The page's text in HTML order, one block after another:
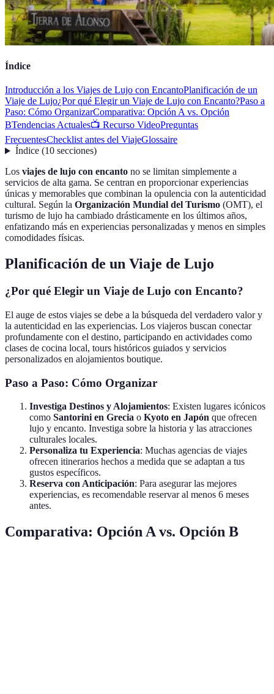
Índice
Introducción a los Viajes de Lujo con EncantoPlanificación de un
Viaje de Lujo¿Por qué Elegir un Viaje de Lujo con Encanto?Paso a
Paso: Cómo OrganizarComparativa: Opción A vs. Opción
BTendencias Actuales📺 Recurso VideoPreguntas
FrecuentesChecklist antes del ViajeGlossaire
Índice(10 secciones)
Los viajes de lujo con encanto no se limitan simplemente a
servicios de alta gama. Se centran en proporcionar experiencias
únicas y memorables que combinan la opulencia con la autenticidad
cultural. Según la Organización Mundial del Turismo (OMT), el
turismo de lujo ha cambiado drásticamente en los últimos años,
enfatizando más en experiencias personalizadas y menos en simples
comodidades físicas.
Planificación de un Viaje de Lujo
¿Por qué Elegir un Viaje de Lujo con Encanto?
El auge de estos viajes se debe a la búsqueda del verdadero valor y
la autenticidad en las experiencias. Los viajeros buscan conectar
profundamente con el destino, participando en actividades como
clases de cocina local, tours históricos guiados y servicios
personalizados en alojamientos boutique.
Paso a Paso: Cómo Organizar
Investiga Destinos y Alojamientos: Existen lugares icónicos
como Santorini en Grecia o Kyoto en Japón que ofrecen
lujo y encanto. Investiga sobre la historia y las atracciones
culturales locales.
Personaliza tu Experiencia: Muchas agencias de viajes
ofrecen itinerarios hechos a medida que se adaptan a tus
gustos específicos.
Reserva con Anticipación: Para asegurar las mejores
experiencias, es recomendable reservar al menos 6 meses
antes.
Comparativa: Opción A vs. Opción B